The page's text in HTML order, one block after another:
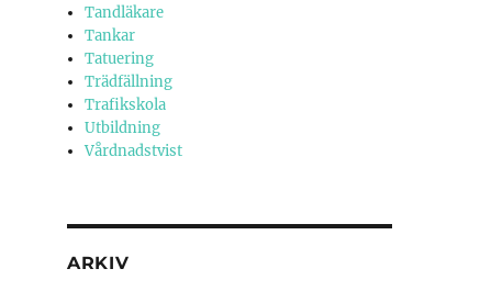
Tandläkare
Tankar
Tatuering
Trädfällning
Trafikskola
Utbildning
Vårdnadstvist
ARKIV